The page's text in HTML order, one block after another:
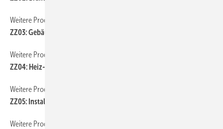
Weitere Produkt-Meldungen
ZZ03: Gebäude- und Hausautomation
Weitere Produkt-Meldungen
ZZ04: Heiz- und Kühlflächen, Konvektoren
Weitere Produkt-Meldungen
ZZ05: Installations- und Entwässerungstechnik
Weitere Produkt-Meldungen